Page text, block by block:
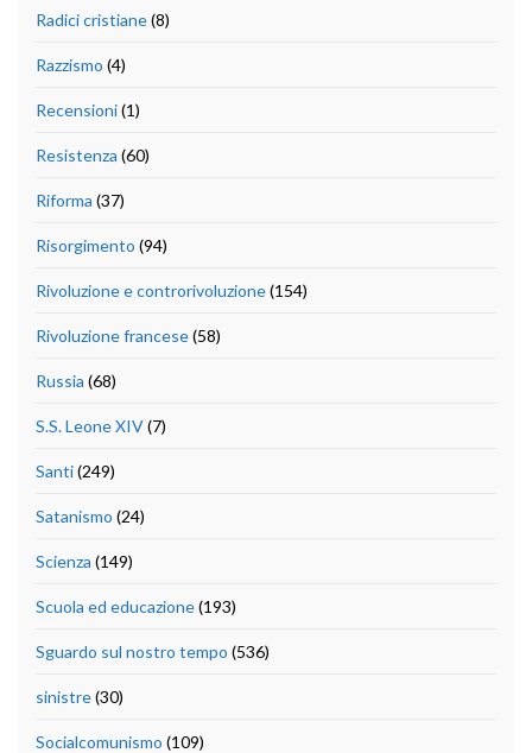
Radici cristiane(8)
Razzismo (4)
Recensioni(1)
Resistenza (60)
Riforma (37)
Risorgimento (94)
Rivoluzione e controrivoluzione(154)
Rivoluzione francese(58)
Russia (68)
S.S. Leone XIV(7)
Santi(249)
Satanismo (24)
Scienza (149)
Scuola ed educazione(193)
Sguardo sul nostro tempo (536)
sinistre(30)
Socialcomunismo (109)